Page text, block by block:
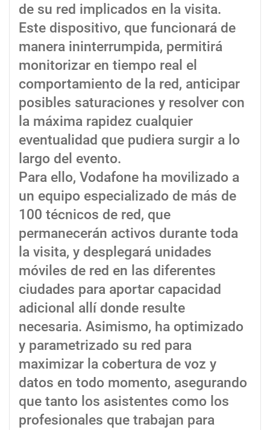
de su red implicados en la visita.
Este dispositivo, que funcionará de
manera ininterrumpida, permitirá
monitorizar en tiempo real el
comportamiento de la red, anticipar
posibles saturaciones y resolver con
la máxima rapidez cualquier
eventualidad que pudiera surgir a lo
largo del evento.
Para ello, Vodafone ha movilizado a
un equipo especializado de más de
100 técnicos de red, que
permanecerán activos durante toda
la visita, y desplegará unidades
móviles de red en las diferentes
ciudades para aportar capacidad
adicional allí donde resulte
necesaria. Asimismo, ha optimizado
y parametrizado su red para
maximizar la cobertura de voz y
datos en todo momento, asegurando
que tanto los asistentes como los
profesionales que trabajan para